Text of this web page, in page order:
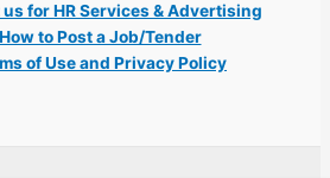
for HR Services & Advertising
How to Post a Job/Tender
of Use and Privacy Policy